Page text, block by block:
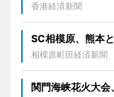
香港経済新聞
SC相模原、熊本
相模原町田経済新聞
関門海峡花火大